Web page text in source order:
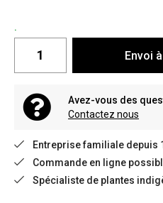
.
Envoi
Avez-vous des
Contactez nous
Entreprise familiale depuis
Commande en ligne
Spécialiste de plantes